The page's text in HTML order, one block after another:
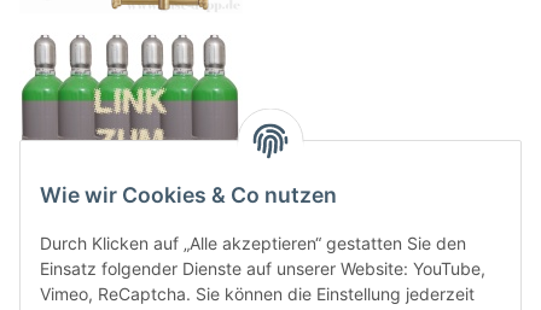
Wie wir Cookies & Co nutzen
Durch Klicken auf „Alle akzeptieren“ gestatten Sie den
Einsatz folgender Dienste auf unserer Website: YouTube,
Vimeo, ReCaptcha. Sie können die Einstellung jederzeit